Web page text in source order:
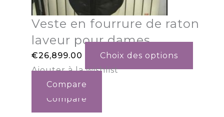
Veste en fourrure de raton
laveur pour dames
€26,899.00
Choix des options
Ajouter à la wishlist
Compare
Compare